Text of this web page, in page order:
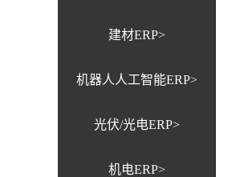
建材ERP>
机器人人工智能ERP>
光伏/光电ERP>
机电ERP>